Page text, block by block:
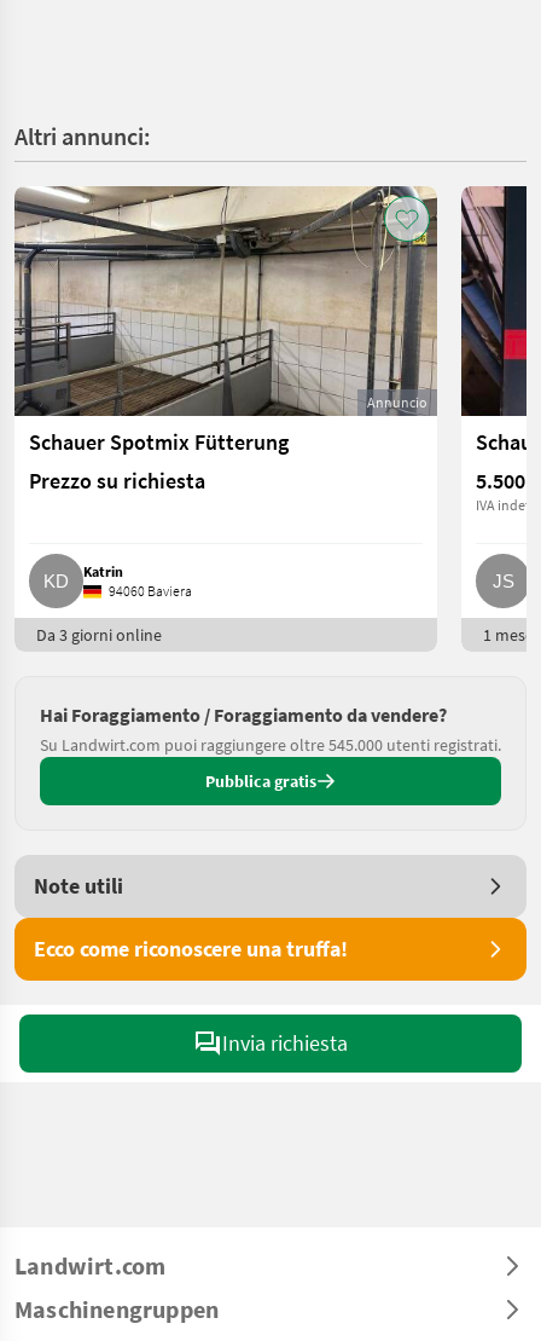
Altri annunci:
Annuncio
Schauer Spotmix Fütterung
Prezzo su richiesta
Katrin
94060 Baviera
Da 3 giorni online
5.500 €
IVA
1 mese
Hai Foraggiamento / Foraggiamento da vendere?
Su Landwirt.com puoi raggiungere oltre 545.000 utenti registrati.
Pubblica gratis
Note utili
Ecco come riconoscere una truffa!
Invia richiesta
Landwirt.com
Maschinengruppen